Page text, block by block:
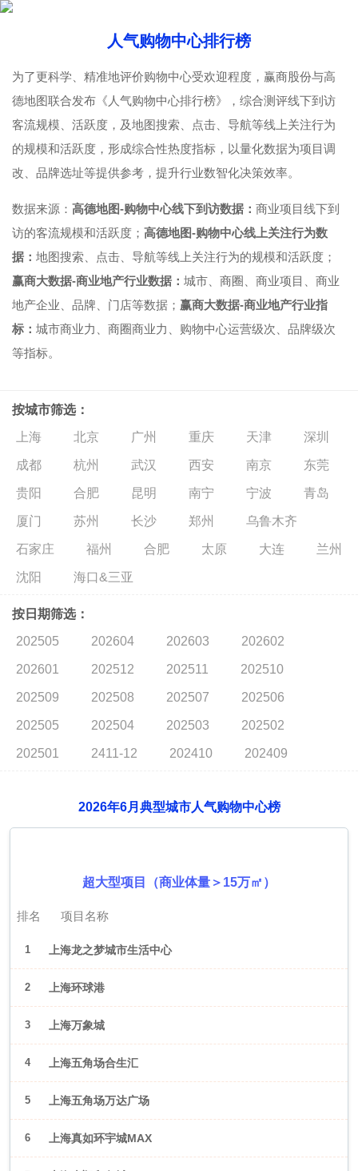
人气购物中心排行榜
为了更科学、精准地评价购物中心受欢迎程度，赢商股份与高
德地图联合发布《人气购物中心排行榜》，综合测评线下到访
客流规模、活跃度，及地图搜索、点击、导航等线上关注行为
的规模和活跃度，形成综合性热度指标，以量化数据为项目调
改、品牌选址等提供参考，提升行业数智化决策效率。
数据来源： 高德地图-购物中心线下到访数据： 商业项目线下到
访的客流规模和活跃度； 高德地图-购物中心线上关注行为数
据： 地图搜索、点击、导航等线上关注行为的规模和活跃度；
赢商大数据-商业地产行业数据： 城市、商圈、商业项目、商业
地产企业、品牌、门店等数据； 赢商大数据-商业地产行业指
标： 城市商业力、商圈商业力、购物中心运营级次、品牌级次
等指标。
按城市筛选：
上海
北京 广州 重庆 天津 深圳
成都 杭州 武汉 西安 南京 东莞
贵阳 合肥 昆明 南宁 宁波 青岛
厦门 苏州 长沙 郑州 乌鲁木齐
石家庄 福州 合肥 太原 大连 兰州
沈阳 海口&三亚
按日期筛选：
202505
202604 202603 202602
202601 202512 202511 202510
202509 202508 202507 202506
202505 202504 202503 202502
202501 2411-12 202410 202409
2026年6月典型城市人气购物中心榜
超大型项目（商业体量＞15万㎡）
排名 项目名称
1 上海龙之梦城市生活中心
2 上海环球港
3 上海万象城
4 上海五角场合生汇
5 上海五角场万达广场
6 上海真如环宇城MAX